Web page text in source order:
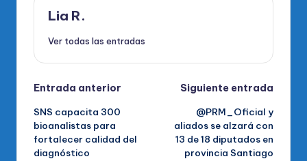
Lia R.
Ver todas las entradas
Navegación
de
entradas
Entrada anterior
SNS capacita 300
bioanalistas para
fortalecer calidad del
diagnóstico
Siguiente entrada
@PRM_Oficial y
aliados se alzará con
13 de 18 diputados en
provincia Santiago